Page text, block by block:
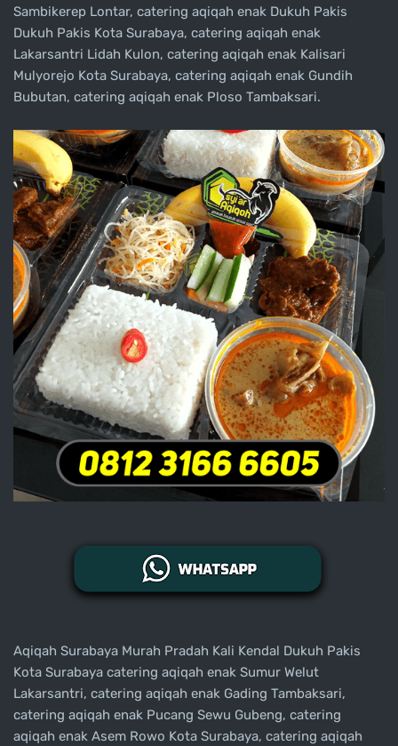
Sambikerep Lontar, catering aqiqah enak Dukuh Pakis
Dukuh Pakis Kota Surabaya, catering aqiqah enak
Lakarsantri Lidah Kulon, catering aqiqah enak Kalisari
Mulyorejo Kota Surabaya, catering aqiqah enak Gundih
Bubutan, catering aqiqah enak Ploso Tambaksari.
Aqiqah Surabaya Murah Pradah Kali Kendal Dukuh Pakis
Kota Surabaya catering aqiqah enak Sumur Welut
Lakarsantri, catering aqiqah enak Gading Tambaksari,
catering aqiqah enak Pucang Sewu Gubeng, catering
aqiqah enak Asem Rowo Kota Surabaya, catering aqiqah